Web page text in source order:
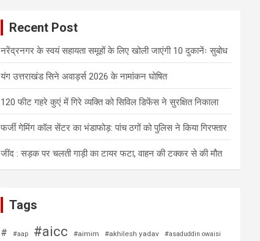
Recent Post
नरेंद्रनगर के स्वयं सहायता समूहों के लिए खोली जाएंगी 10 दुकानेंः सुबोध
यंग उत्तराखंड सिने अवार्ड्स 2026 के नामांकन घोषित
120 फीट गहरे कुएं में गिरे व्यक्ति को सिविल डिफेंस ने सुरक्षित निकाला
फर्जी गेमिंग कॉल सेंटर का भंडाफोड़: पांच ठगों को पुलिस ने किया गिरफ्तार
जींद : सड़क पर चलती गाड़ी का टायर फटा, वाहन की टक्कर से की मौत
Tags
# #aap #aicc #aimim #akhilesh yadav #asaduddin owaisi